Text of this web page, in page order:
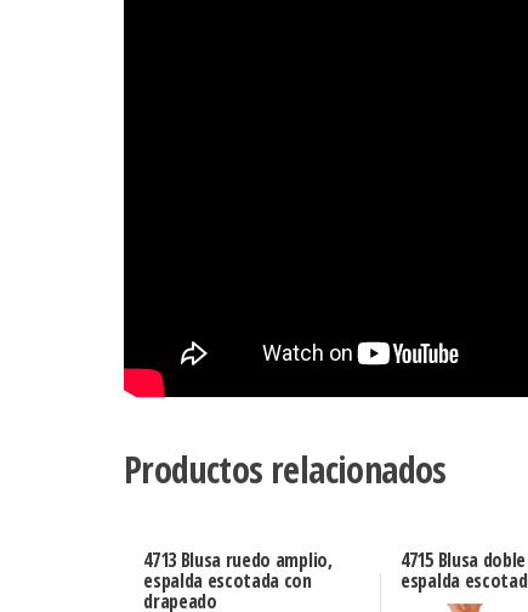
Productos relacionados
4713 Blusa ruedo amplio,
espalda escotada con
drapeado
4715 Blusa
espalda